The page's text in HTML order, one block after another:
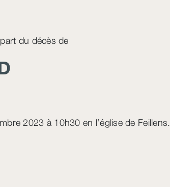
du décès de
2023 à 10h30 en l’église de Feillens.